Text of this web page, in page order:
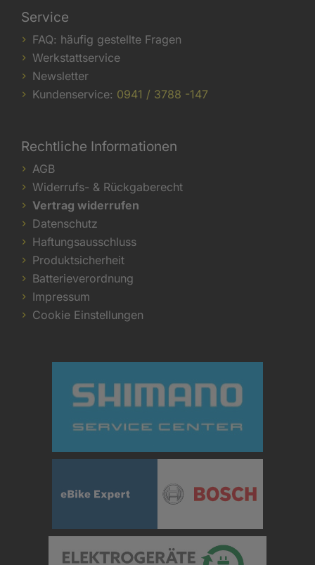
Service
FAQ: häufig gestellte Fragen
Werkstattservice
Newsletter
Kundenservice: 0941 / 3788 -147
Rechtliche Informationen
AGB
Widerrufs- & Rückgaberecht
Vertrag widerrufen
Datenschutz
Haftungsausschluss
Produktsicherheit
Batterieverordnung
Impressum
Cookie Einstellungen